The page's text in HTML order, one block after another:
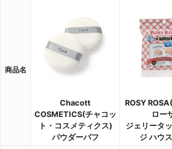
商品名
Chacott
COSMETICS(チャコッ
ト・コスメティクス)
パウダーパフ
ROSY
ロー
ジェリータ
ジ ハウ